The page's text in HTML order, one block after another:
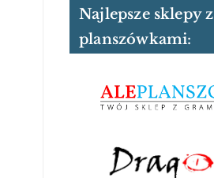
Najlepsze sklepy z
planszówkami: